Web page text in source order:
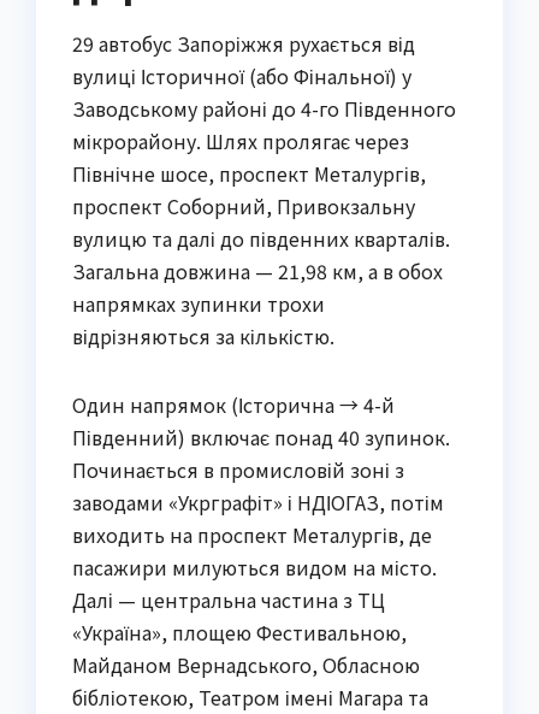
29 автобус Запоріжжя рухається від
вулиці Історичної (або Фінальної) у
Заводському районі до 4-го Південного
мікрорайону. Шлях пролягає через
Північне шосе, проспект Металургів,
проспект Соборний, Привокзальну
вулицю та далі до південних кварталів.
Загальна довжина — 21,98 км, а в обох
напрямках зупинки трохи
відрізняються за кількістю.
Один напрямок (Історична → 4-й
Південний) включає понад 40 зупинок.
Починається в промисловій зоні з
заводами «Укрграфіт» і НДІОГАЗ, потім
виходить на проспект Металургів, де
пасажири милуються видом на місто.
Далі — центральна частина з ТЦ
«Україна», площею Фестивальною,
Майданом Вернадського, Обласною
бібліотекою, Театром імені Магара та